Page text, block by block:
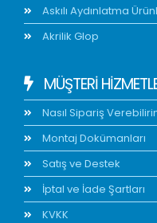
Askılı Aydınlatma
Akrilik Glop
MÜŞTERİ
Nasıl Sipariş
Montaj Dokümanları
Satış ve Destek
İptal ve İade Şartları
KVKK